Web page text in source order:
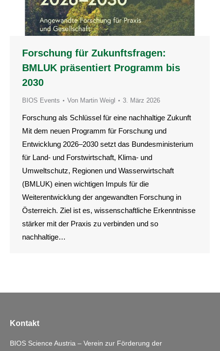
Forschung für Zukunftsfragen:
BMLUK präsentiert Programm bis
2030
BIOS Events Von Martin Weigl 3. März 2026
Forschung als Schlüssel für eine nachhaltige Zukunft
Mit dem neuen Programm für Forschung und
Entwicklung 2026–2030 setzt das Bundesministerium
für Land- und Forstwirtschaft, Klima- und
Umweltschutz, Regionen und Wasserwirtschaft
(BMLUK) einen wichtigen Impuls für die
Weiterentwicklung der angewandten Forschung in
Österreich. Ziel ist es, wissenschaftliche Erkenntnisse
stärker mit der Praxis zu verbinden und so
nachhaltige…
Kontakt
BIOS Science Austria – Verein zur Förderung der